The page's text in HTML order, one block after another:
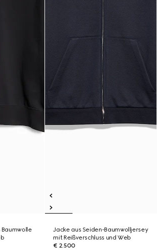
Jacke aus Seiden-Baumwolljersey
mit Reißverschluss und Web
€ 2.500